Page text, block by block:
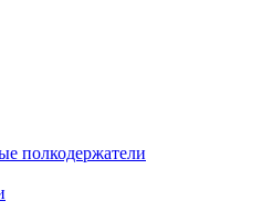
полкодержатели